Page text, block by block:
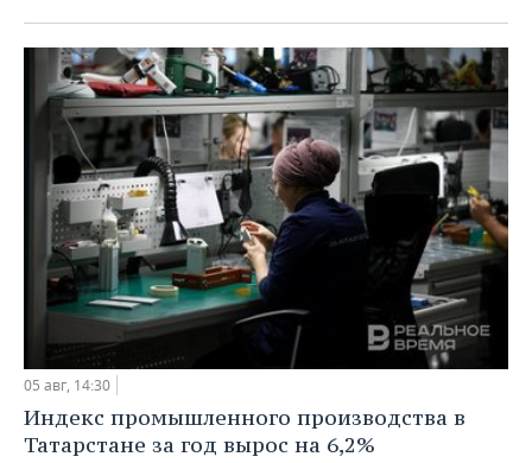
05 авг, 14:30
Индекс промышленного производства в
Татарстане за год вырос на 6,2%